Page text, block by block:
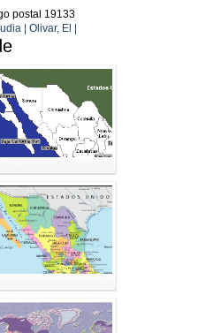
postal 19133
| Olivar, El |